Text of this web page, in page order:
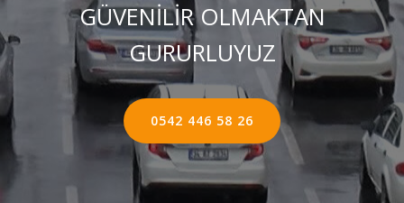
GÜVENİLİR OLMAKTAN
GURURLUYUZ
0542 446 58 26